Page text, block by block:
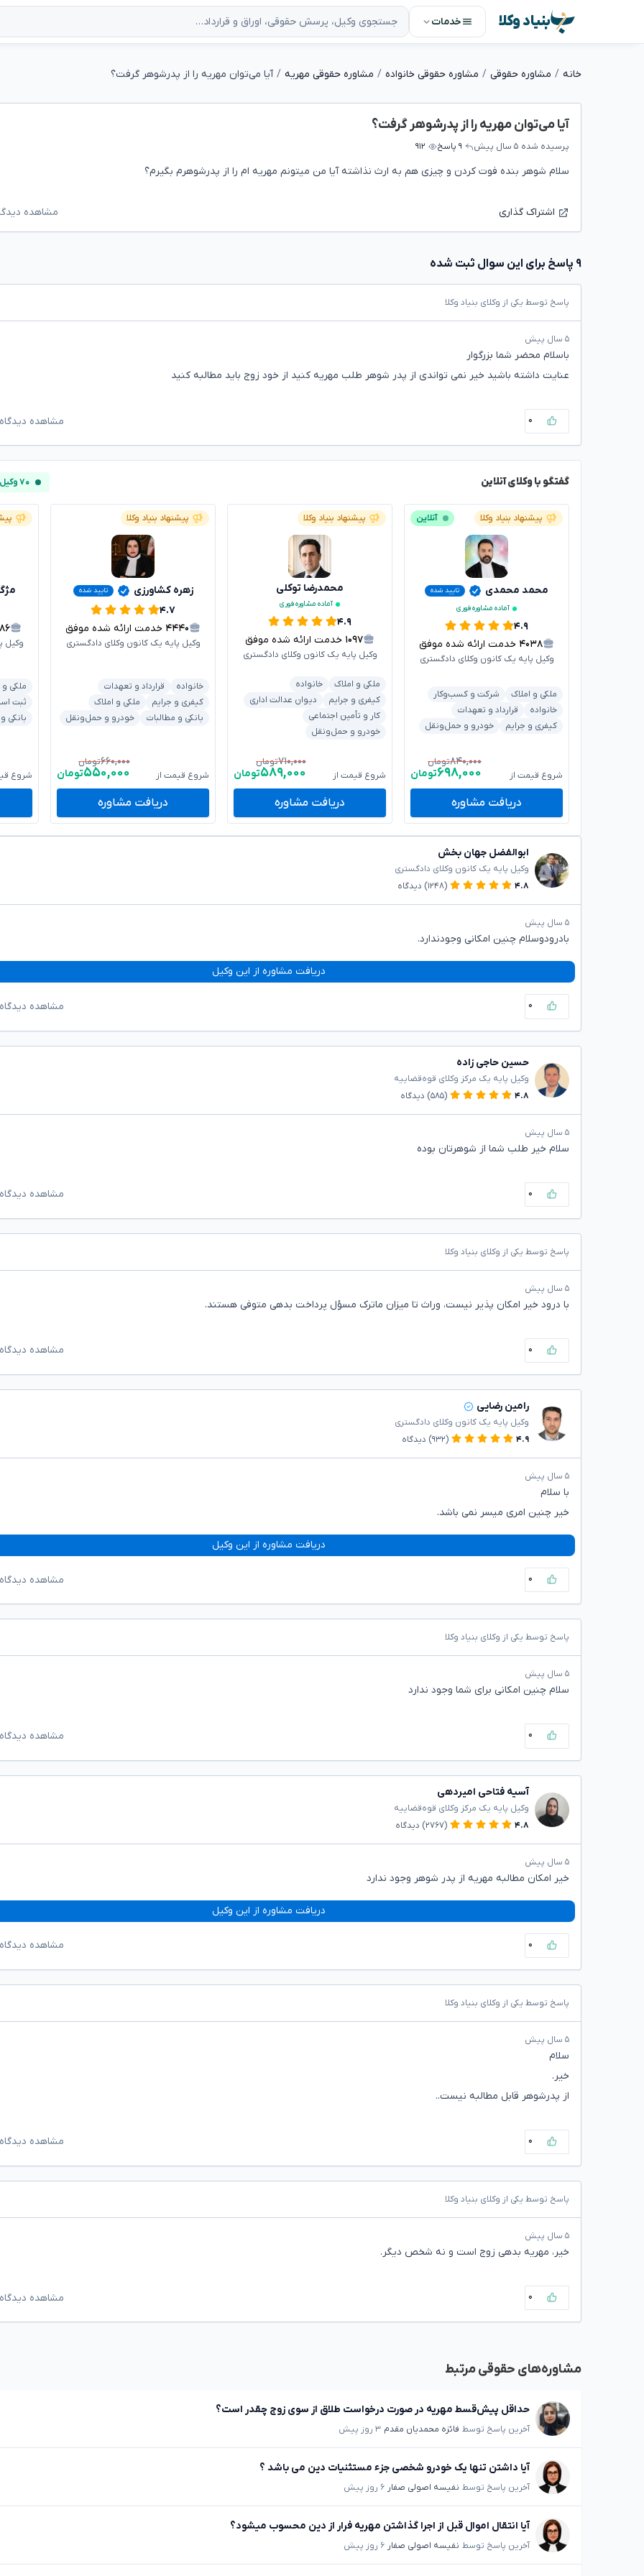
بنیاد وکلا خدمات
خانه مشاوره حقوقی مشاوره حقوقی خانواده مشاوره حقوقی مهریه آیا می‌توان مهریه را از پدرشوهر گرفت؟
آیا می‌توان مهریه را از پدرشوهر گرفت؟
پرسیده شده ۵ سال پیش ۹ پاسخ ۹۱۲
سلام شوهر بنده فوت کردن و چیزی هم به ارث نذاشته آیا من میتونم مهریه ام را از پدرشوهرم بگیرم؟
اشتراک گذاری مشاهده
۹ پاسخ برای این سوال ثبت شده
پاسخ توسط یکی از وکلای بنیاد وکلا
۵ سال پیش
باسلام محضر شما بزرگوار
عنایت داشته باشید خیر نمی تواندی از پدر شوهر طلب مهریه کنید از خود زوج باید مطالبه کنید
۰ مشاهده
گفتگو با وکلای آنلاین ۷۰ وکیل آنلاین
پیشنهاد بنیاد وکلا آنلاین
محمد محمدی
تایید شده
آماده مشاوره فوری
۴.۹
۴۰۳۸ خدمت ارائه شده موفق
وکیل پایه یک کانون وکلای دادگستری
ملکی و املاک
شرکت و کسب‌وکار
خانواده
قرارداد و تعهدات
کیفری و جرایم
خودرو و حمل‌ونقل
شروع قیمت از
۸۴۰,۰۰۰تومان
۶۹۸,۰۰۰تومان
دریافت مشاوره
پیشنهاد بنیاد وکلا
محمدرضا توکلی
آماده مشاوره فوری
۴.۹
۱۰۹۷ خدمت ارائه شده موفق
وکیل پایه یک کانون وکلای دادگستری
ملکی و املاک
خانواده
کیفری و جرایم
دیوان عدالت اداری
کار و تأمین اجتماعی
خودرو و حمل‌ونقل
شروع قیمت از
۷۱۰,۰۰۰تومان
۵۸۹,۰۰۰تومان
دریافت مشاوره
پیشنهاد بنیاد وکلا
زهره کشاورزی تایید شده
۴.۷
۴۴۴۰ خدمت ارائه شده موفق
وکیل پایه یک کانون وکلای دادگستری
خانواده
قرارداد و تعهدات
کیفری و جرایم
ملکی و املاک
بانکی و مطالبات
خودرو و حمل‌ونقل
شروع قیمت از
۶۶۰,۰۰۰تومان
۵۵۰,۰۰۰تومان
دریافت مشاوره
وکیل
ملکی و
ثبت
بانکی
شروع
ابوالفضل جهان بخش
وکیل پایه یک کانون وکلای دادگستری
۴.۸
(۱۲۴۸) دیدگاه
۵ سال پیش
بادرودوسلام چنین امکانی وجودندارد.
دریافت مشاوره از این وکیل
۰ مشاهده
حسین حاجی زاده
وکیل پایه یک مرکز وکلای قوه‌قضاییه
۴.۸
(۵۸۵) دیدگاه
۵ سال پیش
سلام خیر طلب شما از شوهرتان بوده
۰ مشاهده
پاسخ توسط یکی از وکلای بنیاد وکلا
۵ سال پیش
با درود خیر امکان‌ پذیر نیست، وراث تا میزان ماترک مسؤل پرداخت بدهی متوفی هستند.
۰ مشاهده
رامین رضایی
وکیل پایه یک کانون وکلای دادگستری
۴.۹
(۹۳۲) دیدگاه
۵ سال پیش
با سلام
خیر چنین امری میسر نمی باشد.
دریافت مشاوره از این وکیل
۰ مشاهده
پاسخ توسط یکی از وکلای بنیاد وکلا
۵ سال پیش
سلام چنین امکانی برای شما وجود ندارد
۰ مشاهده
آسیه فتاحی امیردهی
وکیل پایه یک مرکز وکلای قوه‌قضاییه
۴.۸
(۲۷۶۷) دیدگاه
۵ سال پیش
خیر امکان مطالبه مهریه از پدر شوهر وجود ندارد
دریافت مشاوره از این وکیل
۰ مشاهده
پاسخ توسط یکی از وکلای بنیاد وکلا
۵ سال پیش
سلام
خیر.
از پدرشوهر قابل مطالبه نیست..
۰ مشاهده
پاسخ توسط یکی از وکلای بنیاد وکلا
۵ سال پیش
خیر، مهریه بدهی زوج است و نه شخص دیگر.
۰ مشاهده
مشاوره‌های حقوقی مرتبط
حداقل پیش‌قسط مهریه در صورت درخواست طلاق از سوی زوج چقدر است؟
آخرین پاسخ توسط فائزه محمدیان مقدم ۳ روز پیش
آیا داشتن تنها یک خودرو شخصی جزء مستثنیات دین می باشد ؟
آخرین پاسخ توسط نفیسه اصولی صفار ۶ روز پیش
آیا انتقال اموال قبل از اجرا گذاشتن مهریه فرار از دین محسوب میشود؟
آخرین پاسخ توسط نفیسه اصولی صفار ۶ روز پیش